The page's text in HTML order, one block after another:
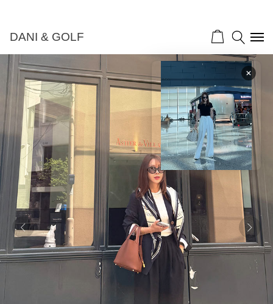
DANI & GOLF